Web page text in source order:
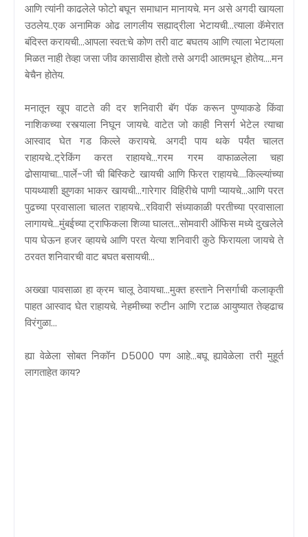
आणि त्यांनी काढलेले फोटो बघून समाधान मानायचे. मन असे अगदी खायला
उठलेय..एक अनामिक ओढ लागलीय सह्याद्रीला भेटायची...त्याला कॅमेरात
बंदिस्त करायची...आपला स्वत:चे कोण तरी वाट बघतय आणि त्याला भेटायला
मिळत नाही तेव्हा जसा जीव कासावीस होतो तसे अगदी आतमधून होतेय....मन
बेचैन होतेय.
मनातून खूप वाटते की दर शनिवारी बॅग पॅक करून पुण्याकडे किंवा
नाशिकच्या रस्त्याला निघून जायचे. वाटेत जो काही निसर्ग भेटेल त्याचा
आस्वाद घेत गड किल्ले करायचे. अगदी पाय थके पर्यंत चालत
राहायचे..ट्रेकिंग करत राहायचे...गरम गरम वाफाळलेला चहा
ढोसायाचा...पार्ले-जी ची बिस्किटे खायची आणि फिरत राहायचे....किल्ल्यांच्या
पायथ्याशी झुणका भाकर खायची...गारेगार विहिरीचे पाणी प्यायचे...आणि परत
पुढच्या प्रवासाला चालत राहायचे...रविवारी संध्याकाळी परतीच्या प्रवासाला
लागायचे...मुंबईच्या ट्राफिकला शिव्या घालत...सोमवारी ऑफिस मध्ये दुखलेले
पाय घेऊन हजर व्हायचे आणि परत येत्या शनिवारी कुठे फिरायला जायचे ते
ठरवत शनिवारची वाट बघत बसायची...
अख्खा पावसाळा हा क्रम चालू ठेवायचा...मुक्त हस्ताने निसर्गाची कलाकृती
पाहत आस्वाद घेत राहायचे. नेहमीच्या रुटीन आणि रटाळ आयुष्यात तेव्हढाच
विरंगुळा...
ह्या वेळेला सोबत निकॉन D5000 पण आहे...बघू ह्यावेळेला तरी मुहूर्त
लागताहेत काय?